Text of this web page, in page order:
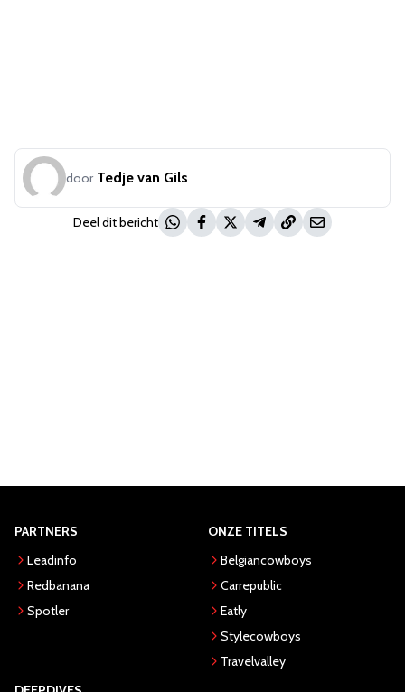
door Tedje van Gils
Deel dit bericht
PARTNERS
Leadinfo
Redbanana
Spotler
ONZE TITELS
Belgiancowboys
Carrepublic
Eatly
Stylecowboys
Travelvalley